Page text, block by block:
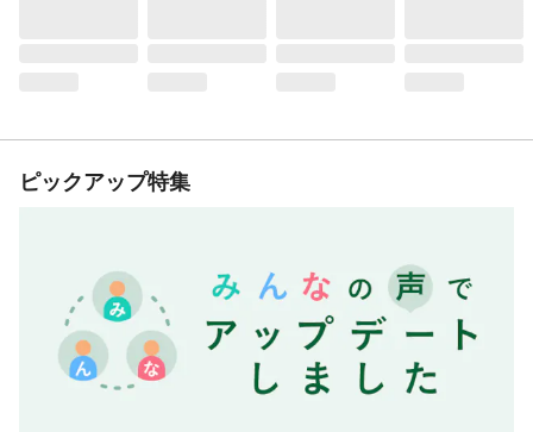
ピックアップ特集